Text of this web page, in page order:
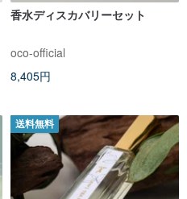
香水ディスカバリーセット
oco-official
8,405円
送料無料